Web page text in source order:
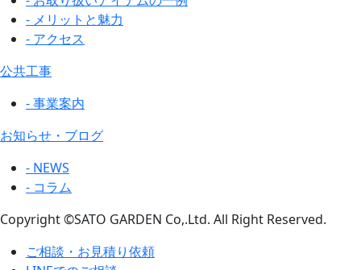
- メリットと魅力
- アクセス
公共工事
- 事業案内
お知らせ・ブログ
- NEWS
- コラム
Copyright ©SATO GARDEN Co,.Ltd. All Right Reserved.
ご相談・お見積り依頼